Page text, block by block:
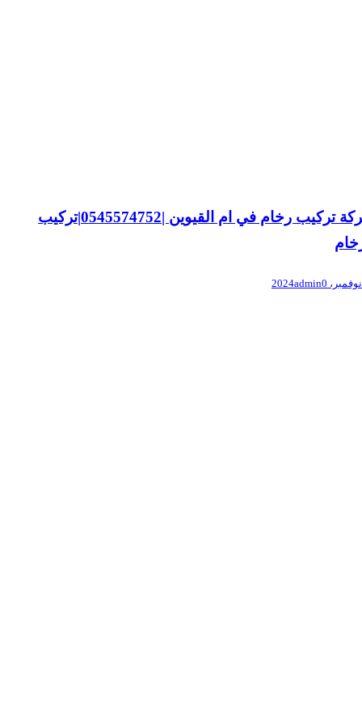
شركة تركيب رخام في ام القيوين |0545574752|تركيب
admin0